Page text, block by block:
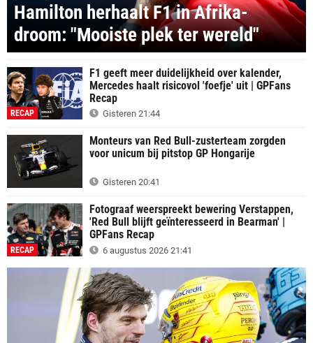
Hamilton herhaalt F1 in Afrika-
droom: "Mooiste plek ter wereld"
RECAP
F1 geeft meer duidelijkheid over kalender,
Mercedes haalt risicovol 'foefje' uit | GPFans
Recap
Gisteren 21:44
Monteurs van Red Bull-zusterteam zorgden
voor unicum bij pitstop GP Hongarije
Gisteren 20:41
RECAP
Fotograaf weerspreekt bewering Verstappen,
'Red Bull blijft geïnteresseerd in Bearman' |
GPFans Recap
6 augustus 2026 21:41